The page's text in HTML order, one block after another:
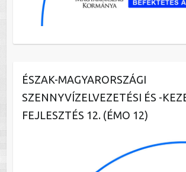
ÉSZAK-MAGYARORSZÁGI
SZENNYVÍZELVEZETÉSI ÉS -
FEJLESZTÉS 12. (ÉMO 12)